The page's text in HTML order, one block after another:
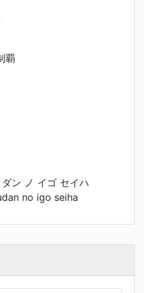
覇
ン ノ イゴ セイハ
no igo seiha